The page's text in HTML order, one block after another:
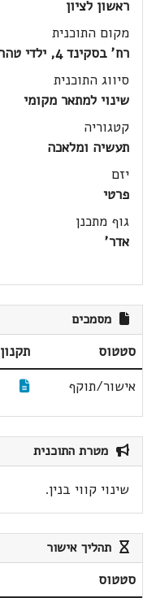
ראשון לציון
מקום התוכנית
רח' בסקינד 4, ילדי טהרן 12, שלנג זאב 8
סיווג התוכנית
שינוי למתאר מקומי
קטגוריה
תעשיה ומלאכה
יזם
פרטי
גוף מתכנן
אדר'
מסמכים
סטטוס תקנון
אישור/תוקף
מטרת התוכנית
שינוי קווי בנין.
תהליך אישור
סטטוס